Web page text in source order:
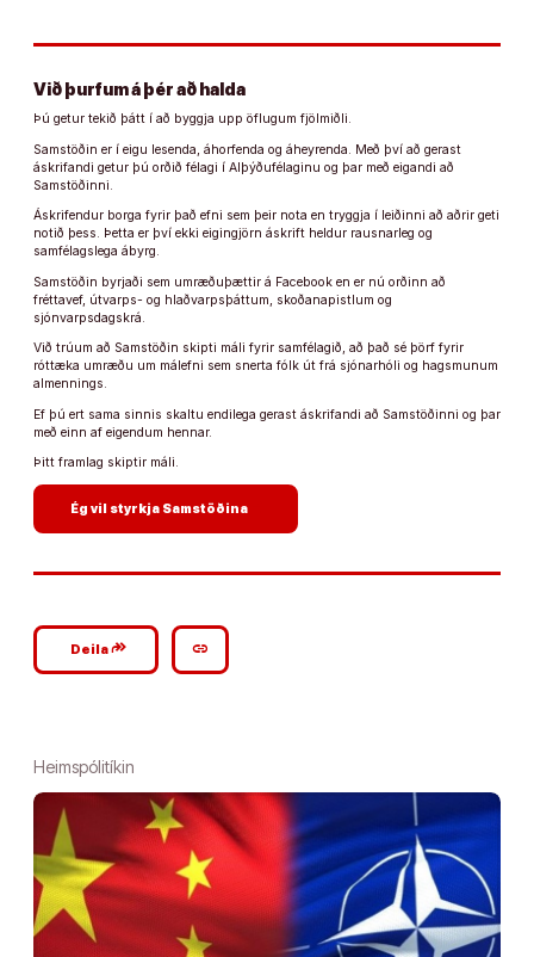
Við þurfum á þér að halda
Þú getur tekið þátt í að byggja upp öflugum fjölmiðli.
Samstöðin er í eigu lesenda, áhorfenda og áheyrenda. Með því að gerast
áskrifandi getur þú orðið félagi í Alþýðufélaginu og þar með eigandi að
Samstöðinni.
Áskrifendur borga fyrir það efni sem þeir nota en tryggja í leiðinni að aðrir geti
notið þess. Þetta er því ekki eigingjörn áskrift heldur rausnarleg og
samfélagslega ábyrg.
Samstöðin byrjaði sem umræðuþættir á Facebook en er nú orðinn að
fréttavef, útvarps- og hlaðvarpsþáttum, skoðanapistlum og
sjónvarpsdagskrá.
Við trúum að Samstöðin skipti máli fyrir samfélagið, að það sé þörf fyrir
róttæka umræðu um málefni sem snerta fólk út frá sjónarhóli og hagsmunum
almennings.
Ef þú ert sama sinnis skaltu endilega gerast áskrifandi að Samstöðinni og þar
með einn af eigendum hennar.
Þitt framlag skiptir máli.
Ég vil styrkja Samstöðina
Deilagoogle_plus_reshare link
Heimspólitíkin